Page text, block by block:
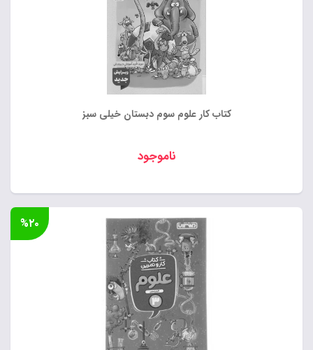
کتاب کار علوم سوم دبستان خیلی سبز
ناموجود
%۲۰